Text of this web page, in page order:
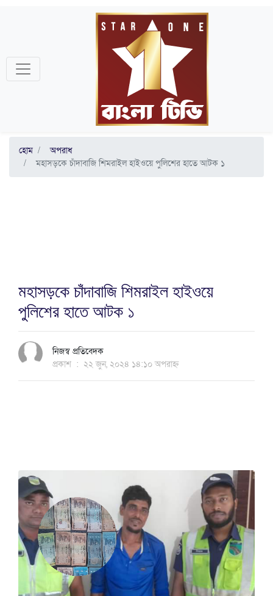
হোম
অপরাধ
মহাসড়কে চাঁদাবাজি শিমরাইল হাইওয়ে পুলিশের হাতে আটক ১
মহাসড়কে চাঁদাবাজি শিমরাইল হাইওয়ে
পুলিশের হাতে আটক ১
নিজস্ব প্রতিবেদক
প্রকাশ : ২২ জুন, ২০২৪ ১৪:১০ অপরাহ্ন